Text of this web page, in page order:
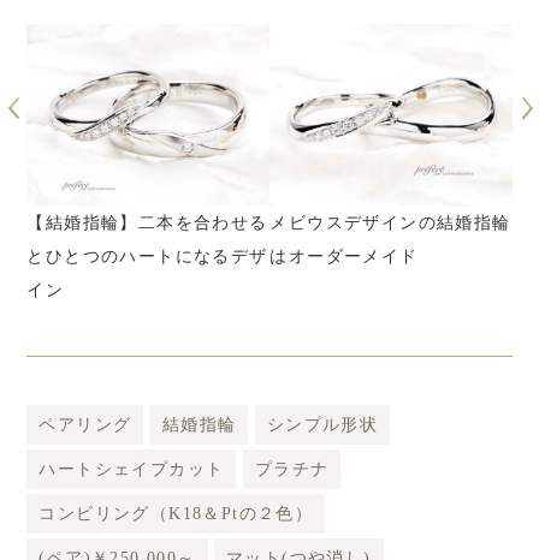
せる
ザ
メビウスデザインの結婚指輪
はオーダーメイド
ダイヤモンドを入れたカラー
ゴールドの結婚指輪
ペアリング 結婚指輪 シンプル形状
ハートシェイプカット プラチナ
コンビリング（K18＆Ptの２色）